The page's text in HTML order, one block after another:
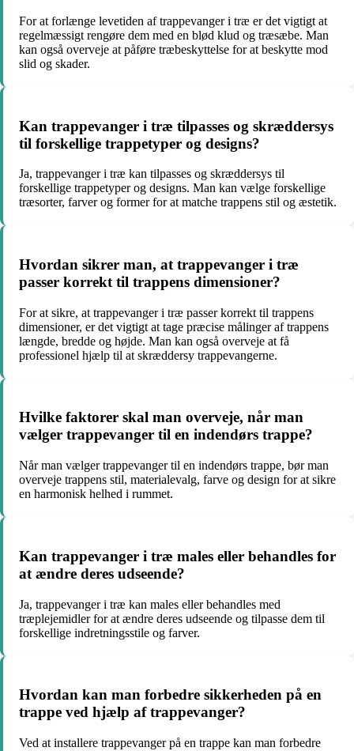
For at forlænge levetiden af trappevanger i træ er det vigtigt at
regelmæssigt rengøre dem med en blød klud og træsæbe. Man
kan også overveje at påføre træbeskyttelse for at beskytte mod
slid og skader.
Kan trappevanger i træ tilpasses og skræddersys
til forskellige trappetyper og designs?
Ja, trappevanger i træ kan tilpasses og skræddersys til
forskellige trappetyper og designs. Man kan vælge forskellige
træsorter, farver og former for at matche trappens stil og æstetik.
Hvordan sikrer man, at trappevanger i træ
passer korrekt til trappens dimensioner?
For at sikre, at trappevanger i træ passer korrekt til trappens
dimensioner, er det vigtigt at tage præcise målinger af trappens
længde, bredde og højde. Man kan også overveje at få
professionel hjælp til at skræddersy trappevangerne.
Hvilke faktorer skal man overveje, når man
vælger trappevanger til en indendørs trappe?
Når man vælger trappevanger til en indendørs trappe, bør man
overveje trappens stil, materialevalg, farve og design for at sikre
en harmonisk helhed i rummet.
Kan trappevanger i træ males eller behandles for
at ændre deres udseende?
Ja, trappevanger i træ kan males eller behandles med
træplejemidler for at ændre deres udseende og tilpasse dem til
forskellige indretningsstile og farver.
Hvordan kan man forbedre sikkerheden på en
trappe ved hjælp af trappevanger?
Ved at installere trappevanger på en trappe kan man forbedre